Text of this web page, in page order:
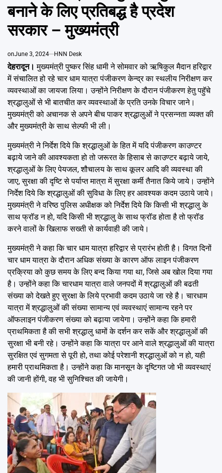
बनाने के लिए प्रतिबद्ध है प्रदेश
सरकार – मुख्यमंत्री
onJune 3, 2024 HNN Desk
देहरादून। मुख्यमंत्री पुष्कर सिंह धामी ने सोमवार को ऋषिकुल मैदान हरिद्वार
में संचालित हो रहे चार धाम यात्रा पंजीकरण केन्द्र का स्थलीय निरीक्षण कर
व्यवस्थाओं का जायजा लिया। उन्होंने निरीक्षण के दौरान पंजीकरण हेतु पहुॅचे
श्रद्धालुओं से भी बातचीत कर व्यवस्थाओं के प्रति उनके विचार जाने।
मुख्यमंत्री को अचानक से अपने बीच पाकर श्रद्धालुओं ने प्रसन्नता व्यक्त की
और मुख्यमंत्री के साथ सेल्फी भी ली।
मुख्यमंत्री ने निर्देश दिये कि श्रद्धालुओं के हित में यदि पंजीकरण काउण्टर
बढ़ाये जाने की आवश्यकता हो तो जरूरत के हिसाब से काउण्टर बढ़ाये जाये,
श्रद्धालुओं के लिए पेयजल, शौचालय के साथ कूलर आदि की व्यवस्था की
जाए, सुरक्षा की दृष्टि से पर्याप्त मात्रा में सुरक्षा कर्मी तैनात किये जाये। उन्होंने
निर्देश दिये कि श्रद्धालुओं की सुविधा के लिए हर आवश्यक कदम उठाये जाये।
मुख्यमंत्री ने वरिष्ठ पुलिस अधीक्षक को निर्देश दिये कि किसी भी श्रद्धालु के
साथ फ्रॉड न हो, यदि किसी भी श्रद्धालु के साथ फ्रॉड होता है तो फ्रॉड
करने वालों के खिलाफ सख्ती से कार्यवाही की जाये।
मुख्यमंत्री ने कहा कि चार धाम यात्रा हरिद्वार से प्रारंभ होती है। विगत दिनों
चार धाम यात्रा के दौरान अधिक संख्या के कारण ऑफ लाइन पंजीकरण
प्रक्रिया को कुछ समय के लिए बन्द किया गया था, जिसे अब खोल दिया गया
है। उन्होंने कहा कि चारधाम यात्रा वाले जनपदों में श्रद्धालुओं की बढती
संख्या को देखते हुए सुरक्षा के लिये प्रभावी कदम उठाये जा रहे है। चारधाम
यात्रा में श्रद्धालुओं की संख्या सामान्य एवं व्यवस्थाएं सामान्य रहने पर
ऑफलाइन पंजीकरण संख्या को बढ़ाया जायेगा। उन्होंने कहा कि हमारी
प्राथमिकता है की सभी श्रद्धालु धामों के दर्शन कर सकें और श्रद्धालुओं की
सुरक्षा भी बनी रहे। उन्होंने कहा कि यात्रा पर आने वाले श्रद्धालुओं की यात्रा
सुरक्षित एवं सुगमता से पूरी हो, तथा कोई परेशानी श्रद्धालुओं को न हो, यही
हमारी प्राथमिकता है। उन्होंने कहा कि मानसून के दृष्टिगत जो भी व्यवस्थाएं
की जानी होंगी, वह भी सुनिश्चित की जायेगी।